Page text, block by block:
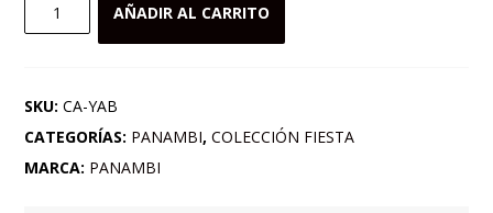
BROCADO
EN
TONOS
TOSTADOS
AÑADIR AL CARRITO
SKU:CA-YAB
CATEGORÍAS: PANAMBI,COLECCIÓN FIESTA
MARCA: PANAMBI